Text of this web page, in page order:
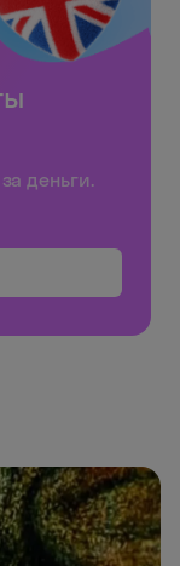
деньги.